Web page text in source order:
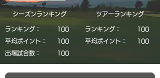
シーズンランキング
ランキング：
​100
平均ポイント：
​100
​出場試合数：
​100
​ツアーランキング
ランキング：
​100
平均ポイント：
​100